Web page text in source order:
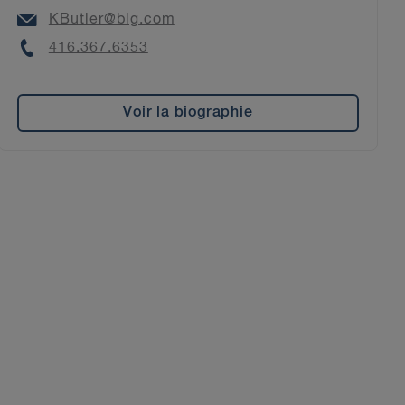
Email
KButler@blg.com
Phone
416.367.6353
Voir la biographie